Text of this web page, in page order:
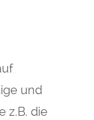
und
z.B. die